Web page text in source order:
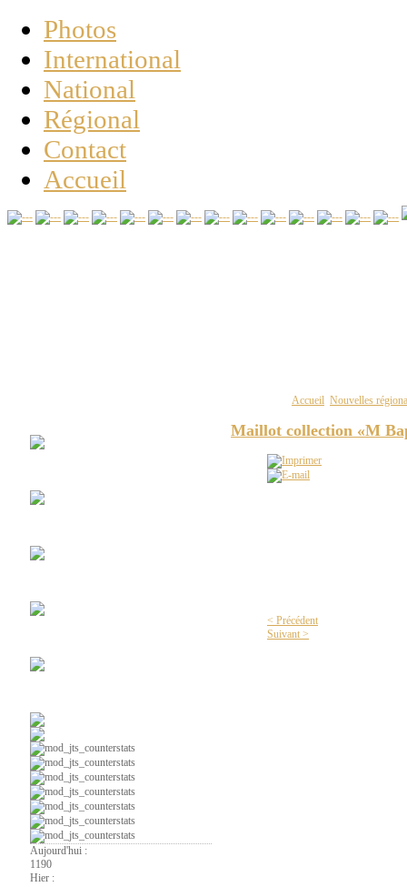
Photos
International
National
Régional
Contact
Accueil
Aujourd'hui :
1190
Hier :
Accueil Nouvelles
Maillot collection «M
< Précédent
Suivant >